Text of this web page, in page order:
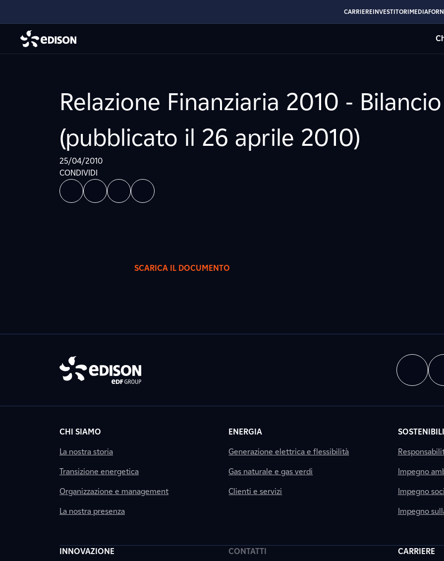
CARRIEREINVESTITORIMEDIA
Relazione Finanziaria 2010 -
(pubblicato il 26 aprile 2010)
25/04/2010
CONDIVIDI
SCARICA IL DOCUMENTO
CHI SIAMO
La nostra storia
Transizione energetica
Organizzazione e management
La nostra presenza
ENERGIA
Generazione elettrica e flessibilità
Gas naturale e gas verdi
Clienti e servizi
Impegno
Impegno
Impegno
INNOVAZIONE CONTATTI CARRIERE